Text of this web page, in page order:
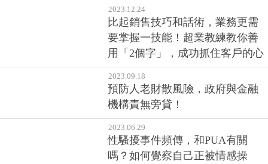
2023.12.24
比起銷售技巧和話術，業務更需
要掌握一技能！超業教練教你善
用「2個字」，成功抓住客戶的心
2023.09.18
預防人老財散風險，政府與金融
機構責無旁貸！
2023.06.29
性騷擾事件頻傳，和PUA有關
嗎？如何覺察自己正被情感操